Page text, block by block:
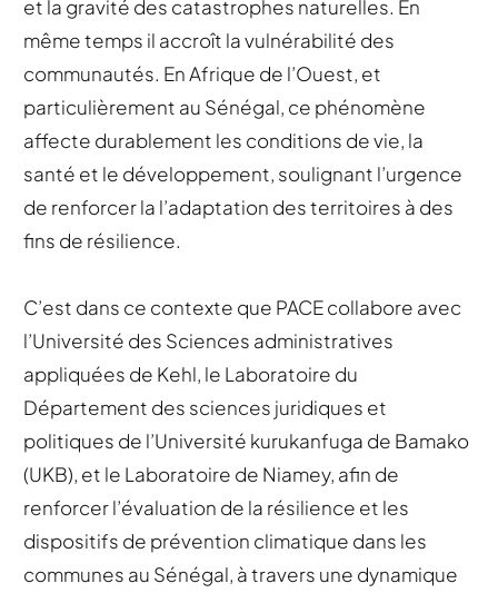
et la gravité des catastrophes naturelles. En
même temps il accroît la vulnérabilité des
communautés. En Afrique de l’Ouest, et
particulièrement au Sénégal, ce phénomène
affecte durablement les conditions de vie, la
santé et le développement, soulignant l’urgence
de renforcer la l’adaptation des territoires à des
fins de résilience.
C’est dans ce contexte que PACE collabore avec
l’Université des Sciences administratives
appliquées de Kehl, le Laboratoire du
Département des sciences juridiques et
politiques de l’Université kurukanfuga de Bamako
(UKB), et le Laboratoire de Niamey, afin de
renforcer l’évaluation de la résilience et les
dispositifs de prévention climatique dans les
communes au Sénégal, à travers une dynamique